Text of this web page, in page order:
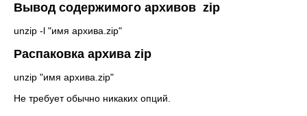
Вывод содержимого архивов zip
unzip -l "имя архива.zip"
Распаковка архива zip
unzip "имя архива.zip"
Не требует обычно никаких опций.